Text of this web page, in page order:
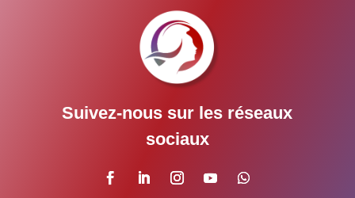
Suivez-nous sur les réseaux
sociaux